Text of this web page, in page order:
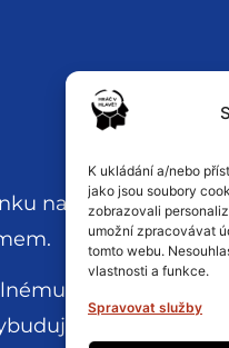
K ukládání a/nebo
jako jsou soubory
zobrazovali
umožní zpracovávat
tomto webu.
vlastnosti a funkce.
Spravovat služby
na Epic Games
napojení na
dynamiku, ale